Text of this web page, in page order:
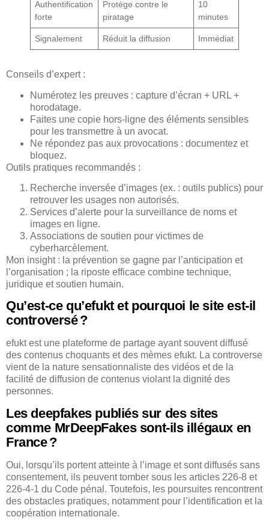
Authentification
forte
Protège contre le
piratage
10
minutes
Signalement Réduit la diffusion Immédiat
Conseils d’expert :
Numérotez les preuves : capture d’écran + URL +
horodatage.
Faites une copie hors-ligne des éléments sensibles
pour les transmettre à un avocat.
Ne répondez pas aux provocations : documentez et
bloquez.
Outils pratiques recommandés :
Recherche inversée d’images (ex. : outils publics) pour
retrouver les usages non autorisés.
Services d’alerte pour la surveillance de noms et
images en ligne.
Associations de soutien pour victimes de
cyberharcèlement.
Mon insight : la prévention se gagne par l’anticipation et
l’organisation ; la riposte efficace combine technique,
juridique et soutien humain.
Qu’est-ce qu’efukt et pourquoi le site est-il
controversé ?
efukt est une plateforme de partage ayant souvent diffusé
des contenus choquants et des mèmes efukt. La controverse
vient de la nature sensationnaliste des vidéos et de la
facilité de diffusion de contenus violant la dignité des
personnes.
Les deepfakes publiés sur des sites
comme MrDeepFakes sont-ils illégaux en
France ?
Oui, lorsqu’ils portent atteinte à l’image et sont diffusés sans
consentement, ils peuvent tomber sous les articles 226-8 et
226-4-1 du Code pénal. Toutefois, les poursuites rencontrent
des obstacles pratiques, notamment pour l’identification et la
coopération internationale.